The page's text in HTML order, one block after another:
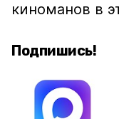
киноманов в
Подпишись!